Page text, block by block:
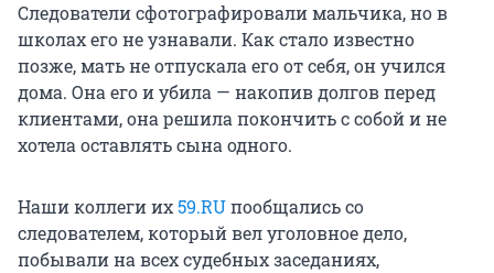
Следователи сфотографировали мальчика, но в
школах его не узнавали. Как стало известно
позже, мать не отпускала его от себя, он учился
дома. Она его и убила — накопив долгов перед
клиентами, она решила покончить с собой и не
хотела оставлять сына одного.
Наши коллеги их59.RUпообщались со
следователем, который вел уголовное дело,
побывали на всех судебных заседаниях,